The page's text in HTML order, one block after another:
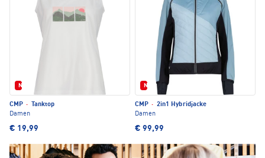
Neu
CMP ·
Tanktop
Damen
€ 19,99
Neu
CMP · 2in1 Hybridjacke
Damen
€ 99,99